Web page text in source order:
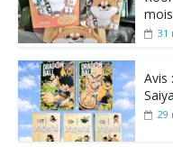
mois
31
Avis
29